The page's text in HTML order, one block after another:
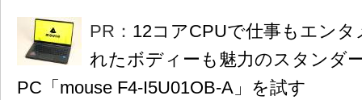
PR： 12コアCPUで仕事もエン
れたボディーも魅力のスタンダ
PC「mouse F4-I5U01OB-A」を試す